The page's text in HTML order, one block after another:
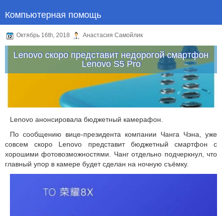
Компьютерная помощь
Октябрь 16th, 2018 Анастасия Самойлик
Lenovo скоро представит недорогой смартфон
Lenovo S5 Pro
Lenovo анонсировала бюджетный камерафон.
По сообщению вице-президента компании Чанга Чэна, уже
совсем скоро Lenovo представит бюджетный смартфон с
хорошими фотовозможностями. Чанг отдельно подчеркнул, что
главный упор в камере будет сделан на ночную съёмку.